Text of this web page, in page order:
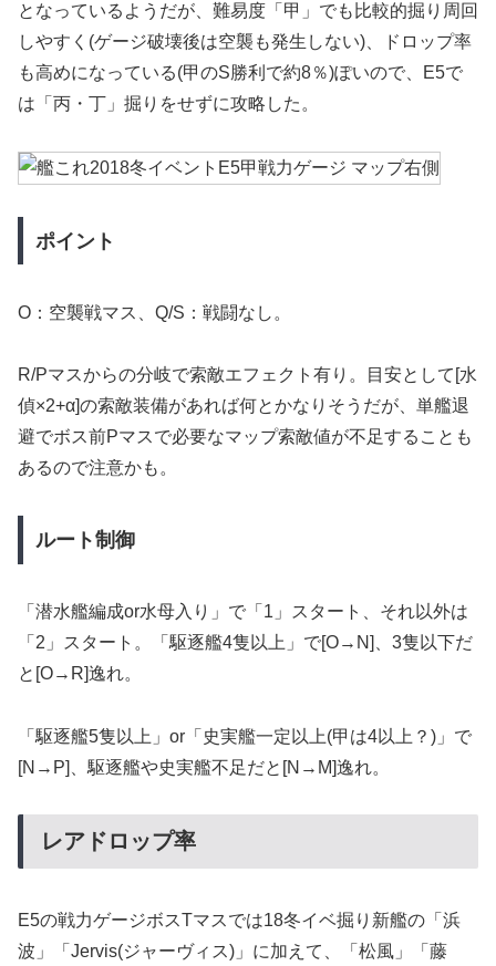
となっているようだが、難易度「甲」でも比較的掘り周回
しやすく(ゲージ破壊後は空襲も発生しない)、ドロップ率
も高めになっている(甲のS勝利で約8％)ぽいので、E5で
は「丙・丁」掘りをせずに攻略した。
ポイント
O：空襲戦マス、Q/S：戦闘なし。
R/Pマスからの分岐で索敵エフェクト有り。目安として[水
偵×2+α]の索敵装備があれば何とかなりそうだが、単艦退
避でボス前Pマスで必要なマップ索敵値が不足することも
あるので注意かも。
ルート制御
「潜水艦編成or水母入り」で「1」スタート、それ以外は
「2」スタート。「駆逐艦4隻以上」で[O→N]、3隻以下だ
と[O→R]逸れ。
「駆逐艦5隻以上」or「史実艦一定以上(甲は4以上？)」で
[N→P]、駆逐艦や史実艦不足だと[N→M]逸れ。
レアドロップ率
E5の戦力ゲージボスTマスでは18冬イベ掘り新艦の「浜
波」「Jervis(ジャーヴィス)」に加えて、「松風」「藤